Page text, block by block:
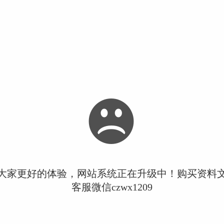
家更好的体验，网站系统正在升级中！购买资料
客服微信czwx1209